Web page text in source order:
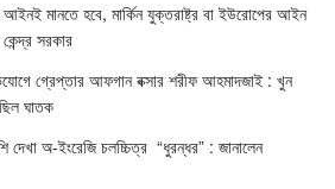
মানতে হবে, মার্কিন যুক্তরাষ্ট্র বা ইউরোপের আইন
সরকার
গ্রেপ্তার আফগান বক্সার শরীফ আহমাদজাই : খুন
ঘাতক
দেখা অ-ইংরেজি চলচ্চিত্র “ধুরন্ধর” : জানালেন